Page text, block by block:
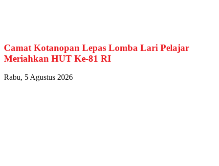
Camat Kotanopan Lepas Lomba Lari Pelajar
Meriahkan HUT Ke-81 RI
Rabu, 5 Agustus 2026